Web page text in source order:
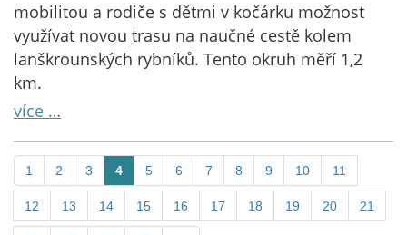
mobilitou a rodiče s dětmi v kočárku možnost
využívat novou trasu na naučné cestě kolem
lanškrounských rybníků. Tento okruh měří 1,2
km.
více …
1 2 3 4 5 6 7 8 9 10 11
12 13 14 15 16 17 18 19 20 21